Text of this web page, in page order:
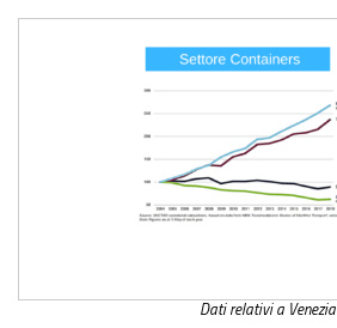
Dati relativi a Venezia